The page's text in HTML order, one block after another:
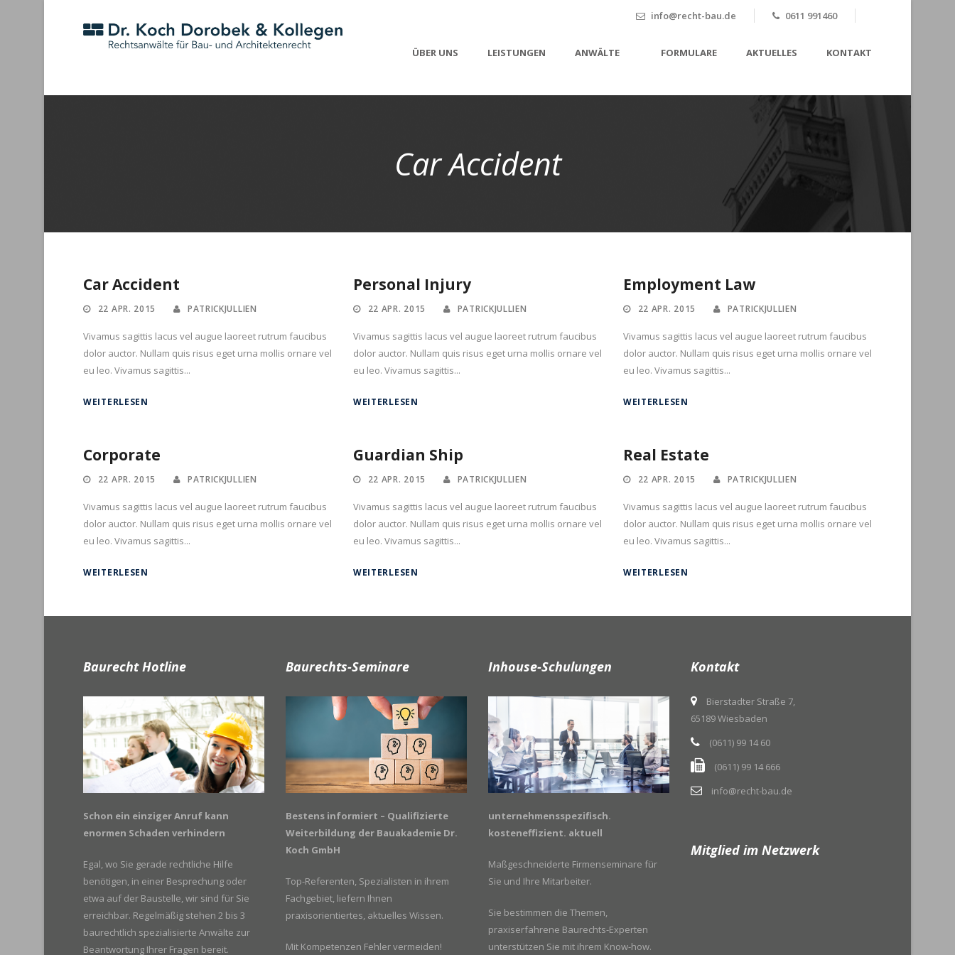
info@recht-bau.de 0611 991460
ÜBER UNS LEISTUNGEN ANWÄLTE FORMULARE AKTUELLES KONTAKT
Car Accident
Car Accident
22 APR. 2015 PATRICKJULLIEN
Vivamus sagittis lacus vel augue laoreet rutrum faucibus
dolor auctor. Nullam quis risus eget urna mollis ornare vel
eu leo. Vivamus sagittis...
WEITERLESEN
Personal Injury
22 APR. 2015 PATRICKJULLIEN
Vivamus sagittis lacus vel augue laoreet rutrum faucibus
dolor auctor. Nullam quis risus eget urna mollis ornare vel
eu leo. Vivamus sagittis...
WEITERLESEN
Employment Law
22 APR. 2015 PATRICKJULLIEN
Vivamus sagittis lacus vel augue laoreet rutrum faucibus
dolor auctor. Nullam quis risus eget urna mollis ornare vel
eu leo. Vivamus sagittis...
WEITERLESEN
Corporate
22 APR. 2015 PATRICKJULLIEN
Vivamus sagittis lacus vel augue laoreet rutrum faucibus
dolor auctor. Nullam quis risus eget urna mollis ornare vel
eu leo. Vivamus sagittis...
WEITERLESEN
Guardian Ship
22 APR. 2015 PATRICKJULLIEN
Vivamus sagittis lacus vel augue laoreet rutrum faucibus
dolor auctor. Nullam quis risus eget urna mollis ornare vel
eu leo. Vivamus sagittis...
WEITERLESEN
Real Estate
22 APR. 2015 PATRICKJULLIEN
Vivamus sagittis lacus vel augue laoreet rutrum faucibus
dolor auctor. Nullam quis risus eget urna mollis ornare vel
eu leo. Vivamus sagittis...
WEITERLESEN
Baurecht Hotline
Schon ein einziger Anruf kann
enormen Schaden verhindern
Egal, wo Sie gerade rechtliche Hilfe
benötigen, in einer Besprechung oder
etwa auf der Baustelle, wir sind für Sie
erreichbar. Regelmäßig stehen 2 bis 3
baurechtlich spezialisierte Anwälte zur
Beantwortung Ihrer Fragen bereit.
Baurechts-Seminare
Bestens informiert – Qualifizierte
Weiterbildung der Bauakademie Dr.
Koch GmbH
Top-Referenten, Spezialisten in ihrem
Fachgebiet, liefern Ihnen
praxisorientiertes, aktuelles Wissen.
Mit Kompetenzen Fehler vermeiden!
Inhouse-Schulungen
unternehmensspezifisch.
kosteneffizient. aktuell
Maßgeschneiderte Firmenseminare für
Sie und Ihre Mitarbeiter.
Sie bestimmen die Themen,
praxiserfahrene Baurechts-Experten
unterstützen Sie mit ihrem Know-how.
Kontakt
Bierstadter Straße 7,
65189 Wiesbaden
(0611) 99 14 60
(0611) 99 14 666
info@recht-bau.de
Mitglied im Netzwerk